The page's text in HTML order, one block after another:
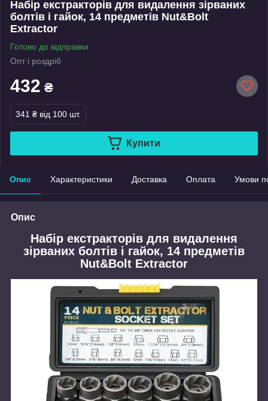
Набір екстракторів для видалення зірваних
болтів і гайок, 14 предметів Nut&Bolt
Extractor
Готово до відправки
Опт і роздріб
432 ₴
341 ₴ від 100 шт.
Купити
Опис Характеристики Доставка Оплата Умови
Опис
Набір екстракторів для видалення
зірваних болтів і гайок, 14 предметів
Nut&Bolt Extractor